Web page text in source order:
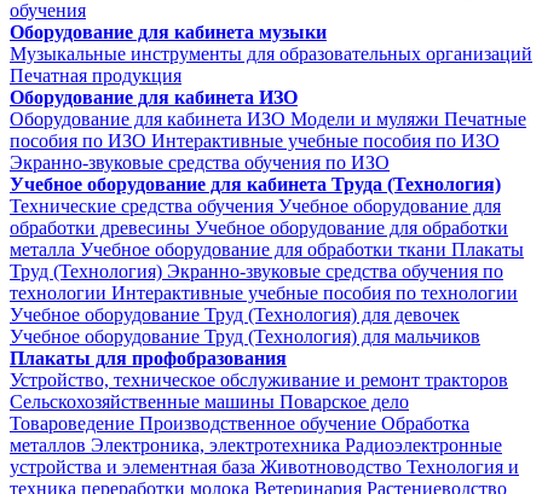
обучения
Оборудование для кабинета музыки
Музыкальные инструменты для образовательных организаций
Печатная продукция
Оборудование для кабинета ИЗО
Оборудование для кабинета ИЗО Модели и муляжи Печатные
пособия по ИЗО Интерактивные учебные пособия по ИЗО
Экранно-звуковые средства обучения по ИЗО
Учебное оборудование для кабинета Труда (Технология)
Технические средства обучения Учебное оборудование для
обработки древесины Учебное оборудование для обработки
металла Учебное оборудование для обработки ткани Плакаты
Труд (Технология) Экранно-звуковые средства обучения по
технологии Интерактивные учебные пособия по технологии
Учебное оборудование Труд (Технология) для девочек
Учебное оборудование Труд (Технология) для мальчиков
Плакаты для профобразования
Устройство, техническое обслуживание и ремонт тракторов
Сельскохозяйственные машины Поварское дело
Товароведение Производственное обучение Обработка
металлов Электроника, электротехника Радиоэлектронные
устройства и элементная база Животноводство Технология и
техника переработки молока Ветеринария Растениеводство